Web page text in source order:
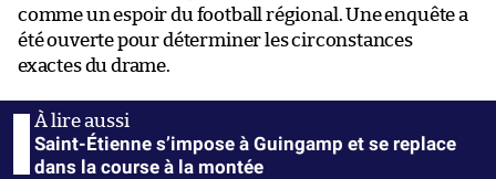
comme un espoir du football régional. Une enquête a
été ouverte pour déterminer les circonstances
exactes du drame.
Saint-Étienne s’impose à Guingamp et se replace
dans la course à la montée